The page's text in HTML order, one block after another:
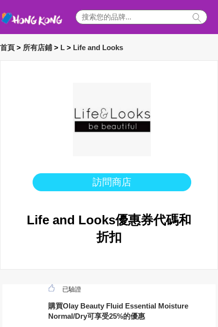
首頁 > 所有店鋪 > L > Life and Looks
訪問商店
Life and Looks優惠券代碼和
折扣
已驗證
購買Olay Beauty Fluid Essential Moisture
Normal/Dry可享受25%的優惠